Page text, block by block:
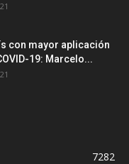
con mayor aplicación
19: Marcelo...
7282